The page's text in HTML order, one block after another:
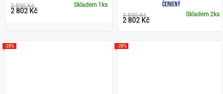
Skladem 1ks
3 890 Kč
2 802 Kč
červený
Skladem2ks
3 890 Kč
2 802 Kč
-28% -28%